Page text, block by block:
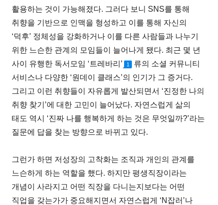
활용하는 것이 가능해졌다. 그러다 보니 SNS를 통해
취향을 기반으로 인맥을 형성하고 이를 통해 자신의
‘덕후’ 정체성을 강화하거나 이를 다른 사람들과 나누기
위한 느슨한 관계의 모임들이 늘어나게 됐다. 최근 몇 년
사이 유행한 독서모임 ‘트레바리’
1
류의 소셜 커뮤니티
서비스나 다양한 ‘원데이 클래스’의 인기가 그 증거다.
그리고 이런 취향들이 자유롭게 발산되면서 ‘진정한 나의
취향 찾기’에 대한 고민이 늘어났다. 자연스럽게 삶의
태도 역시 ‘진짜 나를 행복하게 하는 것은 무엇일까?’라는
질문에 답을 찾는 방향으로 바뀌고 있다.
그런가 하면 저성장의 고착화는 조직과 개인의 관계를
느슨하게 하는 역할을 했다. 하지만 평생직장이라는
개념이 사라지고 어떤 직장을 다니는지보다는 어떤
직업을 갖는가가 중요해지면서 자연스럽게 ‘N잡러’나